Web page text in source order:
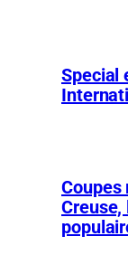
Special
Coupes